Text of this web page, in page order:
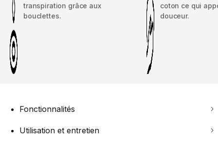
transpiration grâce aux
bouclettes.
coton ce qui
douceur.
Fonctionnalités
Utilisation et entretien